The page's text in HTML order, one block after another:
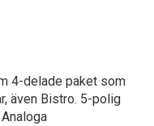
4-delade paket som
även Bistro. 5-polig